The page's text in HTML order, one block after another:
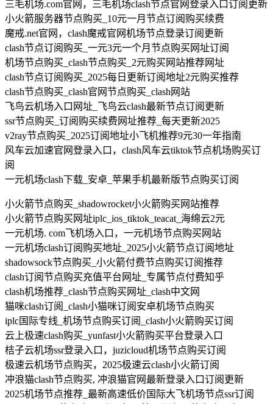
三毛机场.com官网，三毛机场clash节点官网登录入口订阅更新
小火箭服务器节点购买_10元一月节点订阅购买续费
魔戒.net官网，clash魔戒官网机场节点登录订阅更新
clash节点订阅购买_一元3元一个月节点购买网址订阅
机场节点购买_clash节点购买_2元购买网站推荐网址
clash节点订阅购买_2025每日更新订阅地址2元购买推荐
clash节点购买_clash官网节点购买_clash网站
飞鸟云机场入口网址_飞鸟云clash最新节点订阅更新
ssr节点购买_订阅购买续费网址推荐_每天更新2025
v2ray节点购买_2025订阅地址小飞机推荐9元30一年指南
风车云加速官网登录入口，clash风车云tiktok节点机场购买订
阅
一元机场clash下载_安卓_苹果手机最新版节点购买订阅
小火箭节点购买_shadowrocket小火箭购买网站推荐
小火箭节点购买网址iplc_ios_tiktok_teacat_海绵云2元
一元机场. com飞机场入口，一元机场节点购买网站
一元机场clash订阅购买地址_2025小火箭节点订阅地址
shadowsock节点购买_小火箭付费节点购买订阅推荐
clash订阅节点购买充值平台网址_专属节点付费知乎
clash机场推荐_clash节点购买网址_clash中文网
猫咪clash订阅_clash小猫咪订阅安卓机场节点购买
iplc国际专线_机场节点购买订阅_clash小火箭购买订阅
云上极速clash购买_yunfast小火箭购买平台登录入口
桔子云机场ssr登录入口，juzicloud机场节点购买订阅
极速云机场节点购买，2025极速云clash小火箭订阅
冲浪猫clash节点购买, 冲浪猫官网最新登录入口订阅更新
2025机场节点推荐_最新高速低价国际大飞机场节点ssr订阅